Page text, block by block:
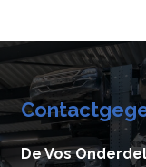
De Vos